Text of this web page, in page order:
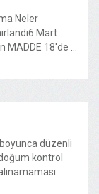
Neler
Mart
18'de ...
boyunca düzenli
kontrol